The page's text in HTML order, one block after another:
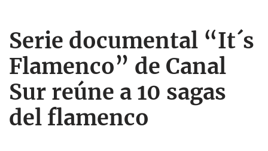
Serie documental “It´s
Flamenco” de Canal
Sur reúne a 10 sagas
del flamenco